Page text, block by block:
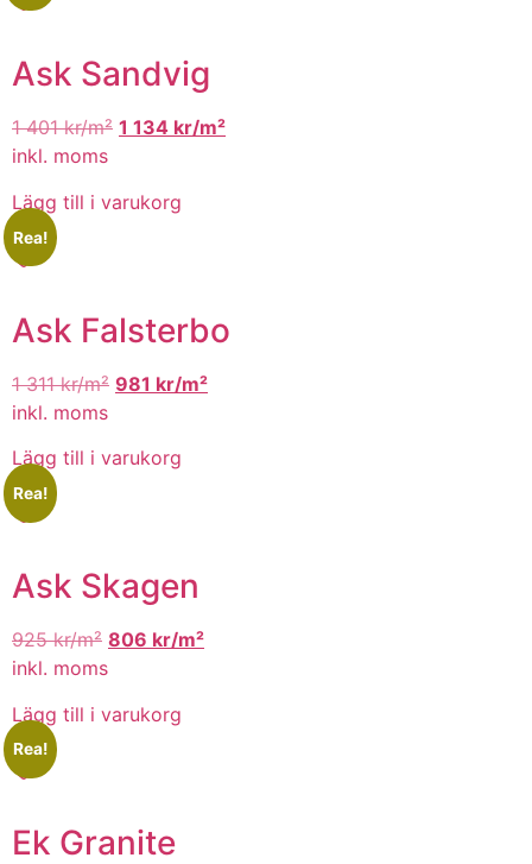
Ask Sandvig
1 401kr/m² 1 134 kr/m²
inkl. moms
Lägg till i varukorg
Rea!
Ask Falsterbo
1 311kr/m² 981 kr/m²
inkl. moms
Lägg till i varukorg
Rea!
Ask Skagen
925kr/m² 806 kr/m²
inkl. moms
Lägg till i varukorg
Rea!
Ek Granite